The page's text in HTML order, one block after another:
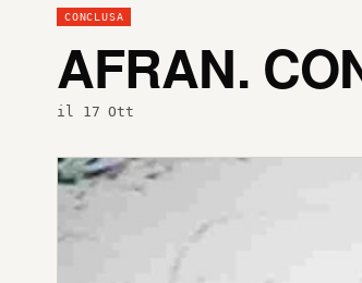
CONCLUSA
AFRAN.
il 17 Ott